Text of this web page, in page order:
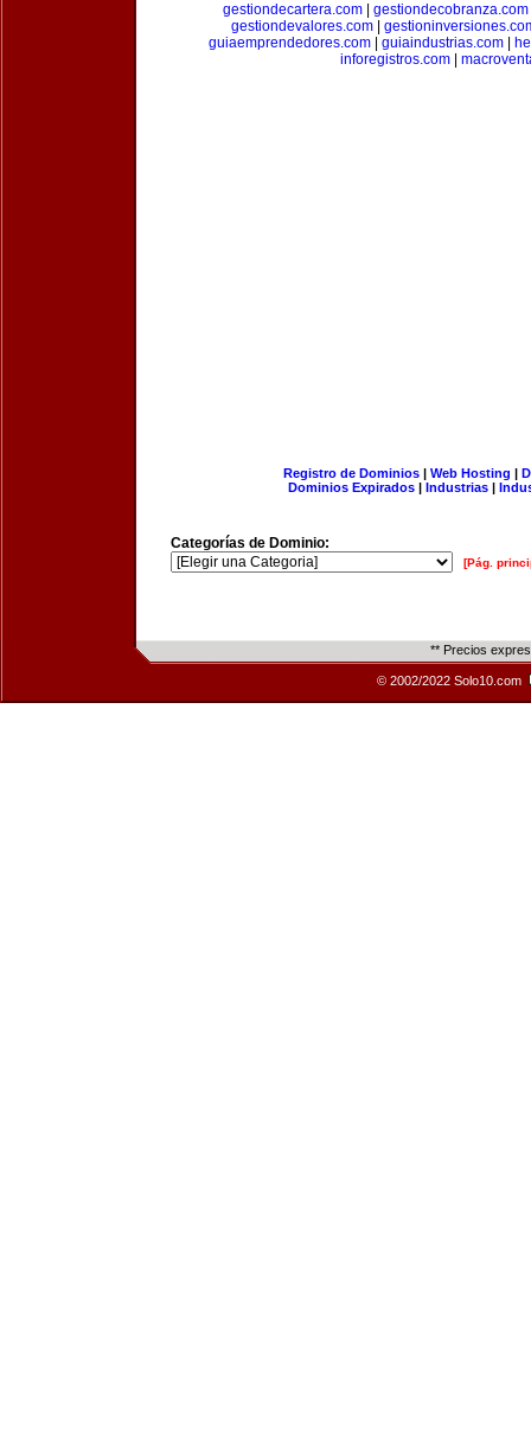
gestiondecartera.com| gestiondecobranza.com
gestiondevalores.com|
guiaemprendedores.com
guiaindustrias.com
inforegistros.com
Registro de Dominios| Web Hosting |
Dominios Expirados | Industrias |
Categorías de Dominio:
[Pág.
** Precios
© 2002/2022 Solo10.com